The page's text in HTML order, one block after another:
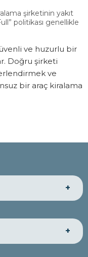
Havalimanı
SAATLERİ
Hafta içi :
şirketinin yakıt
politikası genellikle
ve huzurlu bir
Doğru şirketi
ve
bir araç kiralama
ARAÇLAR
BİZE ULAŞIN